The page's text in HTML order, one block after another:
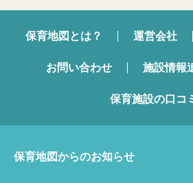
保育地図とは？ 運営会社
お問い合わせ 施設情報
保育施設の口コ
保育地図からのお知らせ